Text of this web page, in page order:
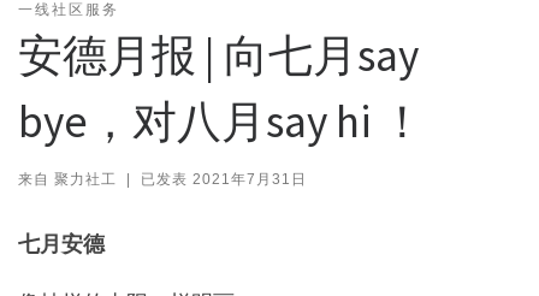
一线社区服务
安德月报 | 向七月say
bye，对八月say hi ！
来自 聚力社工 | 已发表 2021年7月31日
七月安德